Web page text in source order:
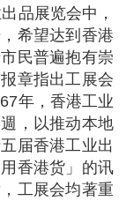
品展览会中，
希望达到香港
民普遍抱有崇
章指出工展会
年，香港工业
，以推动本地
届香港工业出
香港货」的讯
工展会均著重